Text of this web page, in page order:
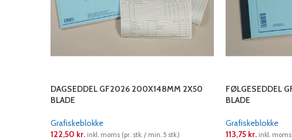
DAGSEDDEL GF2026 200X148MM 2X50
BLADE
Grafiskeblokke
122,50 kr. inkl. moms (pr. stk. / min. 5 stk.)
FØLGESEDDEL
BLADE
Grafiskeblokke
113,75 kr. inkl. moms